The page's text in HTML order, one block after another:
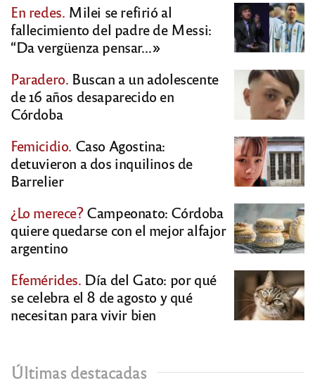
En redes. Milei se refirió al
fallecimiento del padre de Messi:
“Da vergüenza pensar…»
Paradero. Buscan a un adolescente
de 16 años desaparecido en
Córdoba
Femicidio. Caso Agostina:
detuvieron a dos inquilinos de
Barrelier
¿Lo merece?Campeonato: Córdoba
quiere quedarse con el mejor alfajor
argentino
Efemérides. Día del Gato: por qué
se celebra el 8 de agosto y qué
necesitan para vivir bien
Últimas destacadas